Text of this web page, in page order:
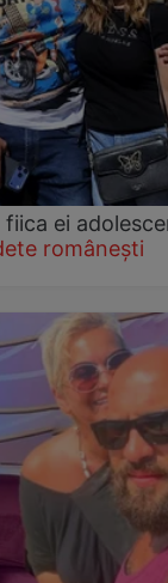
ei
românești